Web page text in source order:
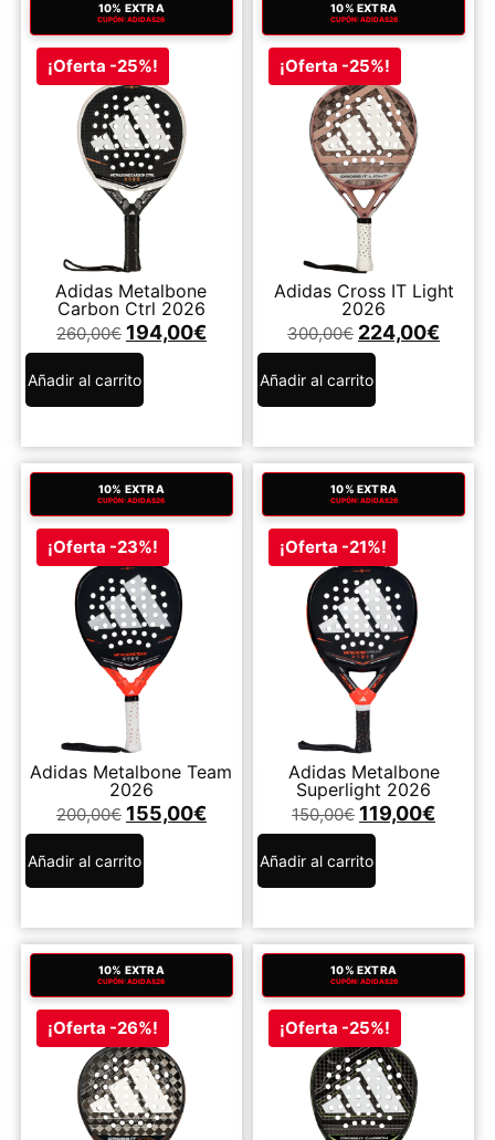
10% EXTRA
CUPÓN: ADIDAS26
¡Oferta -25%!
Adidas Metalbone
Carbon Ctrl 2026
260,00€ 194,00€
Añadir al carrito
10% EXTRA
CUPÓN: ADIDAS26
¡Oferta -25%!
Adidas Cross IT Light
2026
300,00€ 224,00€
Añadir al carrito
10% EXTRA
CUPÓN: ADIDAS26
¡Oferta -23%!
Adidas Metalbone Team
2026
200,00€ 155,00€
Añadir al carrito
10% EXTRA
CUPÓN: ADIDAS26
¡Oferta -21%!
Adidas Metalbone
Superlight 2026
150,00€ 119,00€
Añadir al carrito
10% EXTRA
CUPÓN: ADIDAS26
¡Oferta -26%!
10% EXTRA
CUPÓN: ADIDAS26
¡Oferta -25%!